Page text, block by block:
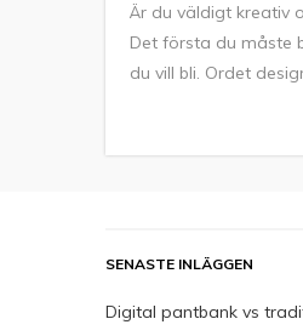
Är du väldigt kreativ
Det första du måste
du vill bli. Ordet
SENASTE INLÄGGEN
Digital pantbank vs